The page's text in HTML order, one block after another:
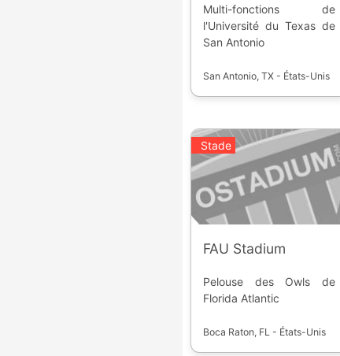
Multi-fonctions de
l'Université du Texas de
San Antonio
San Antonio, TX - États-Unis
Stade
FAU Stadium
Pelouse des Owls de
Florida Atlantic
Boca Raton, FL - États-Unis